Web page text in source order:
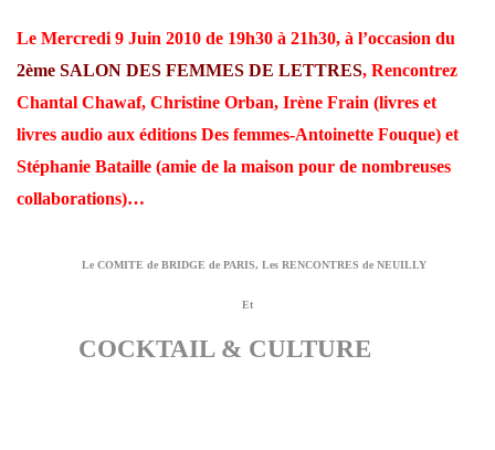
Le Mercredi 9 Juin 2010 de 19h30 à 21h30, à l’occasion du
2ème SALON DES FEMMES DE LETTRES, Rencontrez
Chantal Chawaf, Christine Orban, Irène Frain (livres et
livres audio aux éditions Des femmes-Antoinette Fouque) et
Stéphanie Bataille (amie de la maison pour de nombreuses
collaborations)…
Le COMITE de BRIDGE de PARIS, Les RENCONTRES de NEUILLY
Et
COCKTAIL & CULTURE